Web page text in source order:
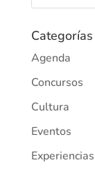
Categorías
Agenda
Concursos
Cultura
Eventos
Experiencias